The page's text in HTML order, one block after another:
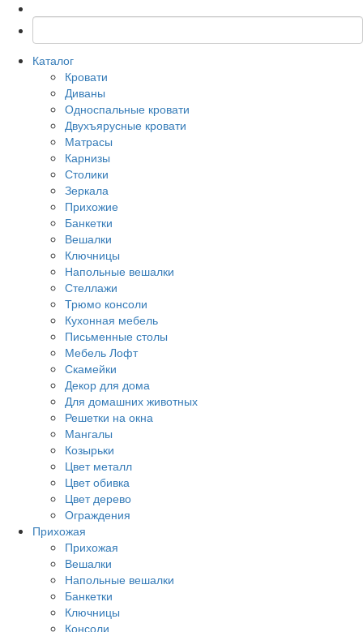
Каталог
Кровати
Диваны
Односпальные кровати
Двухъярусные кровати
Матрасы
Карнизы
Столики
Зеркала
Прихожие
Банкетки
Вешалки
Ключницы
Напольные вешалки
Стеллажи
Трюмо консоли
Кухонная мебель
Письменные столы
Мебель Лофт
Скамейки
Декор для дома
Для домашних животных
Решетки на окна
Мангалы
Козырьки
Цвет металл
Цвет обивка
Цвет дерево
Ограждения
Прихожая
Прихожая
Вешалки
Напольные вешалки
Банкетки
Ключницы
Консоли